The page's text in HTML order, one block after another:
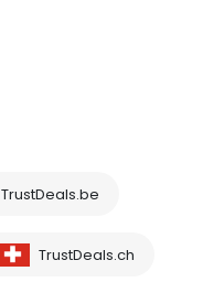
TrustDeals.be
TrustDeals.ch